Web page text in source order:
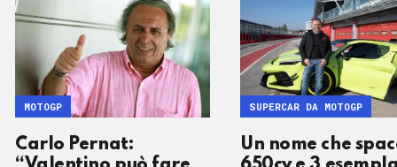
Carlo Pernat:
MOTOGP
Un nome che
SUPERCAR DA MOTOGP